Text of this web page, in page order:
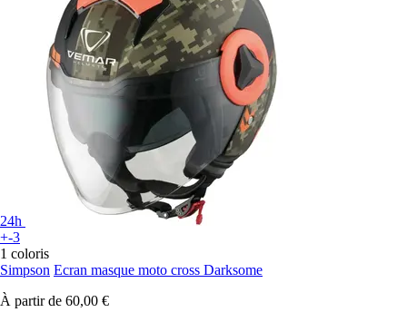
24h
+-3
1 coloris
Simpson Ecran masque moto cross Darksome
À partir de 60,00 €